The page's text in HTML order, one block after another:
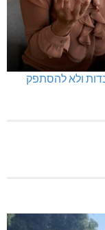
ולא להסתפק